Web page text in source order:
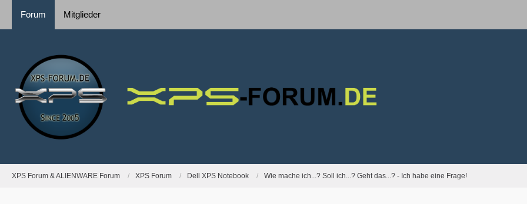
Forum Mitglieder
XPS Forum & ALIENWARE Forum XPS Forum Dell XPS Notebook Wie mache ich...? Soll ich...? Geht das...? - Ich habe eine Frage!